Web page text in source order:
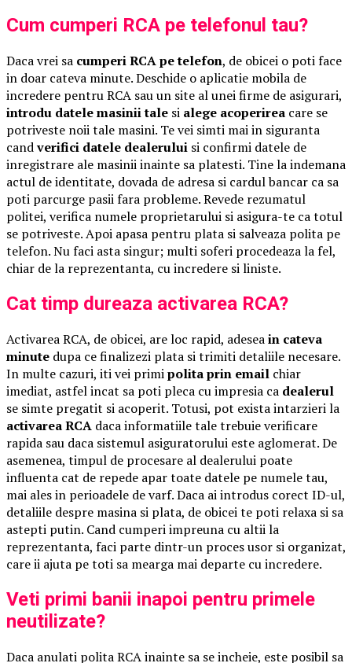
Cum cumperi RCA pe telefonul tau?
Daca vrei sa cumperi RCA pe telefon, de obicei o poti face
in doar cateva minute. Deschide o aplicatie mobila de
incredere pentru RCA sau un site al unei firme de asigurari,
introdu datele masinii tale si alege acoperirea care se
potriveste noii tale masini. Te vei simti mai in siguranta
candverifici datele dealerului si confirmi datele de
inregistrare ale masinii inainte sa platesti. Tine la indemana
actul de identitate, dovada de adresa si cardul bancar ca sa
poti parcurge pasii fara probleme. Revede rezumatul
politei, verifica numele proprietarului si asigura-te ca totul
se potriveste. Apoi apasa pentru plata si salveaza polita pe
telefon. Nu faci asta singur; multi soferi procedeaza la fel,
chiar de la reprezentanta, cu incredere si liniste.
Cat timp dureaza activarea RCA?
Activarea RCA, de obicei, are loc rapid, adeseain cateva
minute dupa ce finalizezi plata si trimiti detaliile necesare.
In multe cazuri, iti vei primipolita prin email chiar
imediat, astfel incat sa poti pleca cu impresia ca dealerul
se simte pregatit si acoperit. Totusi, pot exista intarzieri la
activarea RCA daca informatiile tale trebuie verificare
rapida sau daca sistemul asiguratorului este aglomerat. De
asemenea, timpul de procesare al dealerului poate
influenta cat de repede apar toate datele pe numele tau,
mai ales in perioadele de varf. Daca ai introdus corect ID-ul,
detaliile despre masina si plata, de obicei te poti relaxa si sa
astepti putin. Cand cumperi impreuna cu altii la
reprezentanta, faci parte dintr-un proces usor si organizat,
care ii ajuta pe toti sa mearga mai departe cu incredere.
Veti primi banii inapoi pentru primele
neutilizate?
Daca anulati polita RCA inainte sa se incheie, este posibil sa